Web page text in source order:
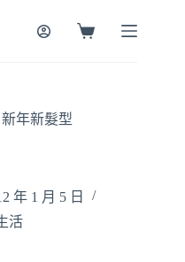
購
新年新髮型
年 1 月 5 日
活